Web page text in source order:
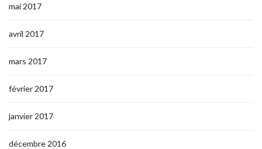
mai 2017
avril 2017
mars 2017
février 2017
janvier 2017
décembre 2016